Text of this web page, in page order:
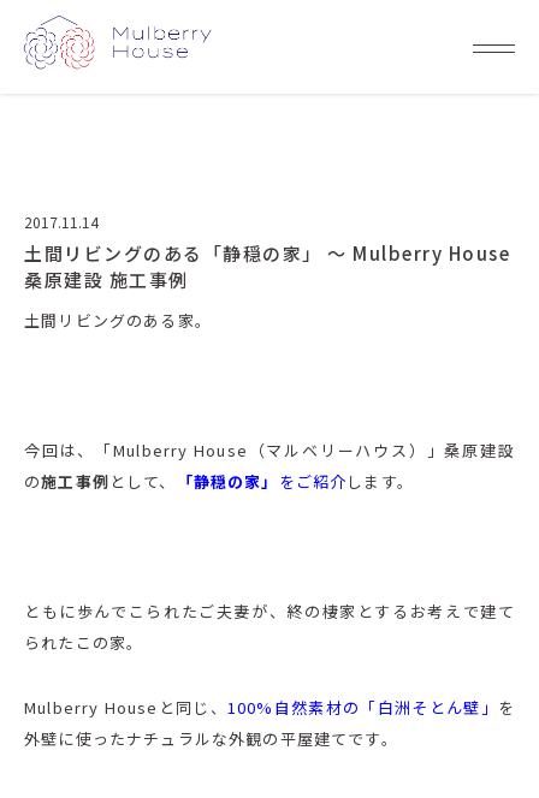
2017.11.14
土間リビングのある「静穏の家」 ～ Mulberry House
桑原建設 施工事例
土間リビングのある家。
今回は、「Mulberry House（マルベリーハウス）」桑原建設
の施工事例 として、 「静穏の家」 をご紹介 します。
ともに歩んでこられたご夫妻が、終の棲家とするお考えで建て
られたこの家。
Mulberry Houseと同じ、 100%自然素材の「白洲そとん壁」 を
外壁に使ったナチュラルな外観の平屋建てです。